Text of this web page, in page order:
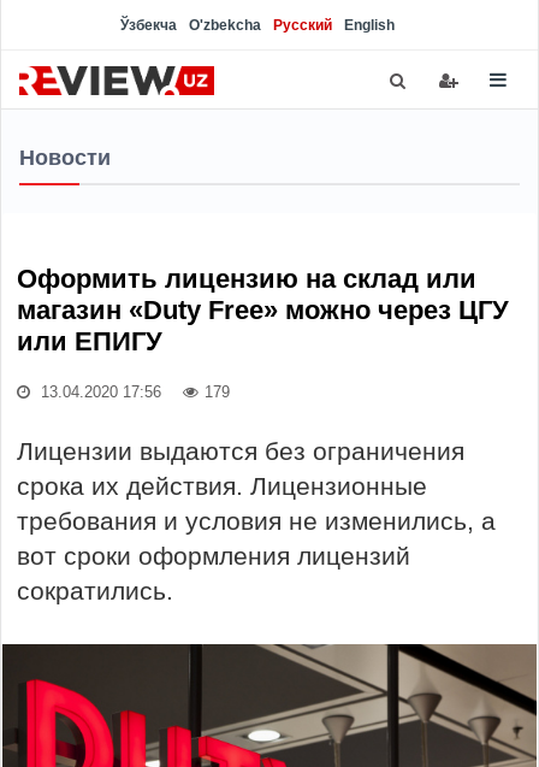
Ўзбекча O'zbekcha Русский English
Новости
Оформить лицензию на склад или
магазин «Duty Free» можно через ЦГУ
или ЕПИГУ
13.04.2020 17:56 179
Лицензии выдаются без ограничения
срока их действия. Лицензионные
требования и условия не изменились, а
вот сроки оформления лицензий
сократились.